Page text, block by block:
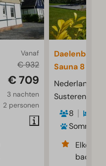
Vanaf
€ 932
€ 709
3 nachten
2 personen
Sauna 8
Nederland,
Susteren
8
Sommige
Elke